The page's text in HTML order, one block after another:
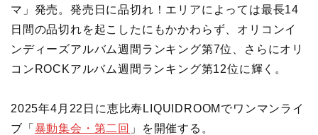
マ」発売。発売日に品切れ！エリアによっては最長14
日間の品切れを起こしたにもかかわらず、オリコンイ
ンディーズアルバム週間ランキング第7位、さらにオリ
コンROCKアルバム週間ランキング第12位に輝く。
2025年4月22日に恵比寿LIQUIDROOMでワンマンライ
ブ「 暴動集会・第二回 」を開催する。